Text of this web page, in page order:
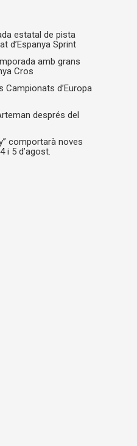
estatal de pista
d’Espanya Sprint
amb grans
Cros
d’Europa
després del
comportarà noves
i 5 d’agost.